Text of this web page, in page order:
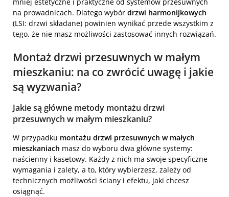
mniej estetyczne i praktyczne od systemów przesuwnych
na prowadnicach. Dlatego wybór drzwi harmonijkowych
(LSI: drzwi składane) powinien wynikać przede wszystkim z
tego, że nie masz możliwości zastosować innych rozwiązań.
Montaż drzwi przesuwnych w małym
mieszkaniu: na co zwrócić uwagę i jakie
są wyzwania?
Jakie są główne metody montażu drzwi
przesuwnych w małym mieszkaniu?
W przypadku montażu drzwi przesuwnych w małych
mieszkaniach masz do wyboru dwa główne systemy:
naścienny i kasetowy. Każdy z nich ma swoje specyficzne
wymagania i zalety, a to, który wybierzesz, zależy od
technicznych możliwości ściany i efektu, jaki chcesz
osiągnąć.